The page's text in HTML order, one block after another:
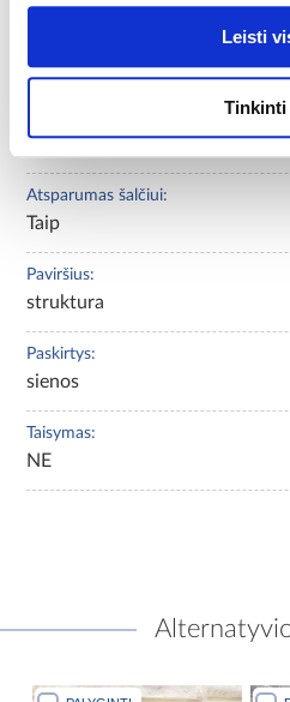
Leisti
Tinkinti
netaikoma
betono
Atsparumas šalčiui:
Taip
Paviršius:
struktura
Paskirtys:
sienos
Taisymas:
NE